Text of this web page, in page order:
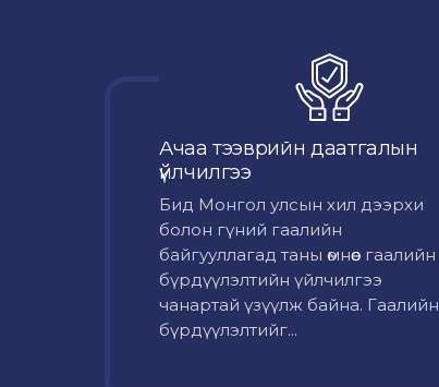
Ачаа тээврийн даатгалын
үйлчилгээ
Бид Монгол улсын хил дээрхи
болон гүний гаалийн
байгууллагад таны өмнөөс гаалийн
бүрдүүлэлтийн үйлчилгээ
чанартай үзүүлж байна. Гаалийн
бүрдүүлэлтийг...